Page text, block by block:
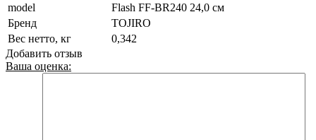
model
Flash FF-BR240 24,0 см
Бренд
TOJIRO
Вес нетто, кг
0,342
Добавить отзыв
Ваша оценка: